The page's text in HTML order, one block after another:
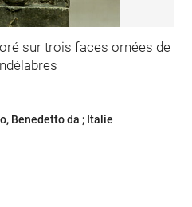
sur trois faces ornées de
Cazzaniga, Tommaso ; Briosco, Benedetto da ; Italie